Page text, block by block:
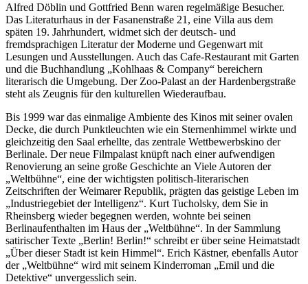
Alfred Döblin und Gottfried Benn waren regelmäßige Besucher.
Das Literaturhaus in der Fasanenstraße 21, eine Villa aus dem
späten 19. Jahrhundert, widmet sich der deutsch- und
fremdsprachigen Literatur der Moderne und Gegenwart mit
Lesungen und Ausstellungen. Auch das Cafe-Restaurant mit Garten
und die Buchhandlung „Kohlhaas & Company“ bereichern
literarisch die Umgebung. Der Zoo-Palast an der Hardenbergstraße
steht als Zeugnis für den kulturellen Wiederaufbau.
Bis 1999 war das einmalige Ambiente des Kinos mit seiner ovalen
Decke, die durch Punktleuchten wie ein Sternenhimmel wirkte und
gleichzeitig den Saal erhellte, das zentrale Wettbewerbskino der
Berlinale. Der neue Filmpalast knüpft nach einer aufwendigen
Renovierung an seine große Geschichte an Viele Autoren der
„Weltbühne“, eine der wichtigsten politisch-literarischen
Zeitschriften der Weimarer Republik, prägten das geistige Leben im
„Industriegebiet der Intelligenz“. Kurt Tucholsky, dem Sie in
Rheinsberg wieder begegnen werden, wohnte bei seinen
Berlinaufenthalten im Haus der „Weltbühne“. In der Sammlung
satirischer Texte „Berlin! Berlin!“ schreibt er über seine Heimatstadt
„Über dieser Stadt ist kein Himmel“. Erich Kästner, ebenfalls Autor
der „Weltbühne“ wird mit seinem Kinderroman „Emil und die
Detektive“ unvergesslich sein.